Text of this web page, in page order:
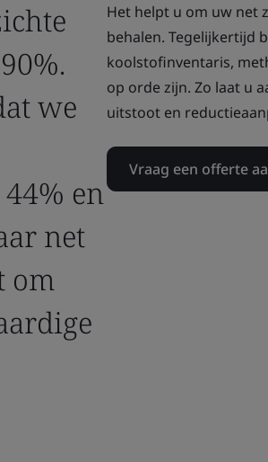
we
en
net
om
Het helpt u om uw net
behalen. Tegelijkertijd
koolstofinventaris,
op orde zijn. Zo laat u
uitstoot en
Vraag een offerte